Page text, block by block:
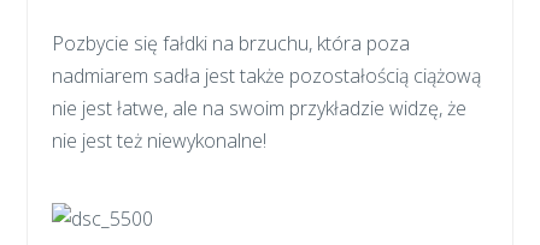
Pozbycie się fałdki na brzuchu, która poza
nadmiarem sadła jest także pozostałością ciążową
nie jest łatwe, ale na swoim przykładzie widzę, że
nie jest też niewykonalne!